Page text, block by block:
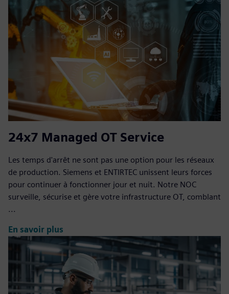
24x7 Managed OT Service
Les temps d'arrêt ne sont pas une option pour les réseaux
de production. Siemens et ENTIRTEC unissent leurs forces
pour continuer à fonctionner jour et nuit. Notre NOC
surveille, sécurise et gère votre infrastructure OT, comblant
...
En savoir plus